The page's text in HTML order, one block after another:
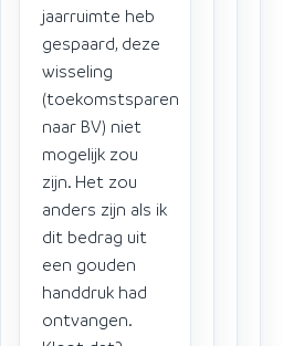
jaarruimte heb
gespaard, deze
wisseling
(toekomstsparen
naar BV) niet
mogelijk zou
zijn. Het zou
anders zijn als ik
dit bedrag uit
een gouden
handdruk had
ontvangen.